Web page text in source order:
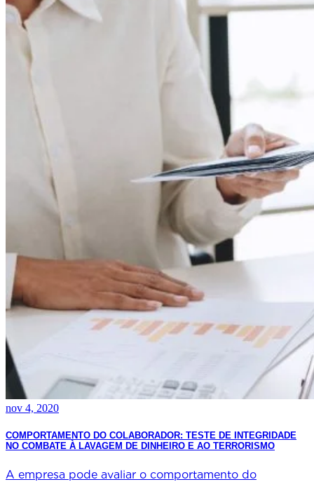
nov 4, 2020
COMPORTAMENTO DO COLABORADOR: TESTE DE INTEGRIDADE
NO COMBATE À LAVAGEM DE DINHEIRO E AO TERRORISMO
A empresa pode avaliar o comportamento do